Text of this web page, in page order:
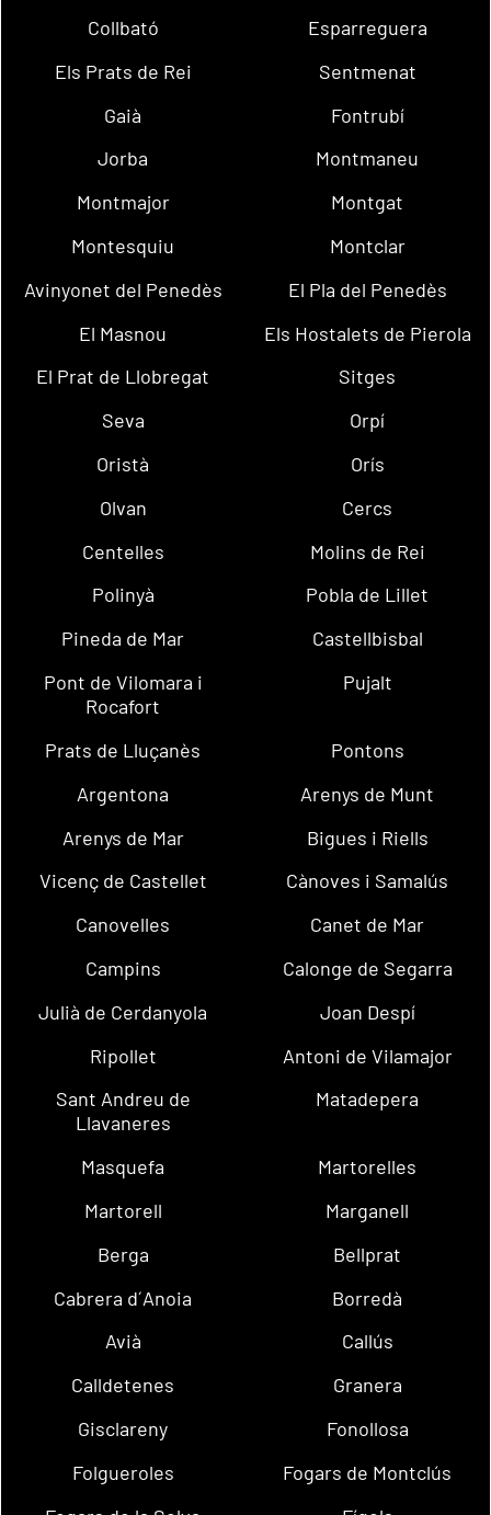
Collbató
Esparreguera
Els Prats de Rei
Sentmenat
Gaià
Fontrubí
Jorba
Montmaneu
Montmajor
Montgat
Montesquiu
Montclar
Avinyonet del Penedès
El Pla del Penedès
El Masnou
Els Hostalets de Pierola
El Prat de Llobregat
Sitges
Seva
Orpí
Oristà
Orís
Olvan
Cercs
Centelles
Molins de Rei
Polinyà
Pobla de Lillet
Pineda de Mar
Castellbisbal
Pont de Vilomara i
Rocafort
Pujalt
Prats de Lluçanès
Pontons
Argentona
Arenys de Munt
Arenys de Mar
Bigues i Riells
Vicenç de Castellet
Cànoves i Samalús
Canovelles
Canet de Mar
Campins
Calonge de Segarra
Julià de Cerdanyola
Joan Despí
Ripollet
Antoni de Vilamajor
Sant Andreu de
Llavaneres
Matadepera
Masquefa
Martorelles
Martorell
Marganell
Berga
Bellprat
Cabrera d´Anoia
Borredà
Avià
Callús
Calldetenes
Granera
Gisclareny
Fonollosa
Folgueroles
Fogars de Montclús